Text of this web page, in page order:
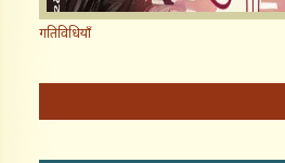
गतिविधियाँ